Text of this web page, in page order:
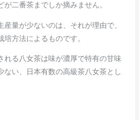
二番茶までしか摘みません。
量が少ないのは、それが理由で、
方法によるものです。
れる八女茶は味が濃厚で特有の甘味
ない、日本有数の高級茶八女茶とし